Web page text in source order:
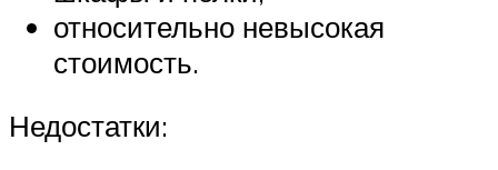
относительно невысокая
стоимость.
Недостатки: